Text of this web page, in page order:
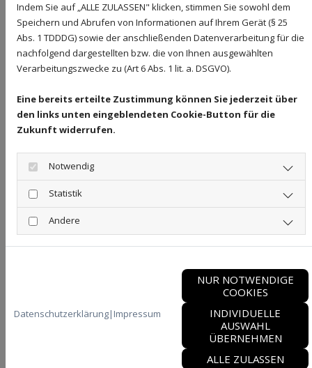
Einflussfaktoren auf die Kosten
Die Kosten für die Nachrüstung des Blitzschutzes hängen
von mehreren Faktoren ab:
Größe und Höhe des Gebäudes
vorhandene Infrastruktur
Umfang der Maßnahmen (nur innerer oder kompletter
Grobe Kostenübersicht
Zur Orientierung:
Innerer Blitzschutz: ca. 500 – 2.000 €
Äußerer Blitzschutz: ca. 2.000 – 8.000 €
Wichtig: Diese Werte sind Durchschnittswerte – eine
individuelle Planung ist entscheidend.
Wichtig ist: Die Kosten für das Nachrüsten stehen oft in
Indem Sie auf „ALLE ZULASSEN" klicken, stimmen Sie sowohl dem
Speichern und Abrufen von Informationen auf Ihrem Gerät (§ 25
Abs. 1 TDDDG) sowie der anschließenden Datenverarbeitung für die
nachfolgend dargestellten bzw. die von Ihnen ausgewählten
Verarbeitungszwecke zu (Art 6 Abs. 1 lit. a. DSGVO).
Eine bereits erteilte Zustimmung können Sie jederzeit über
den links unten eingeblendeten Cookie-Button für die
Zukunft widerrufen.
Notwendig
Statistik
Andere
Datenschutzerklärung| Impressum
NUR NOTWENDIGE
COOKIES
INDIVIDUELLE
AUSWAHL
ÜBERNEHMEN
ALLE ZULASSEN